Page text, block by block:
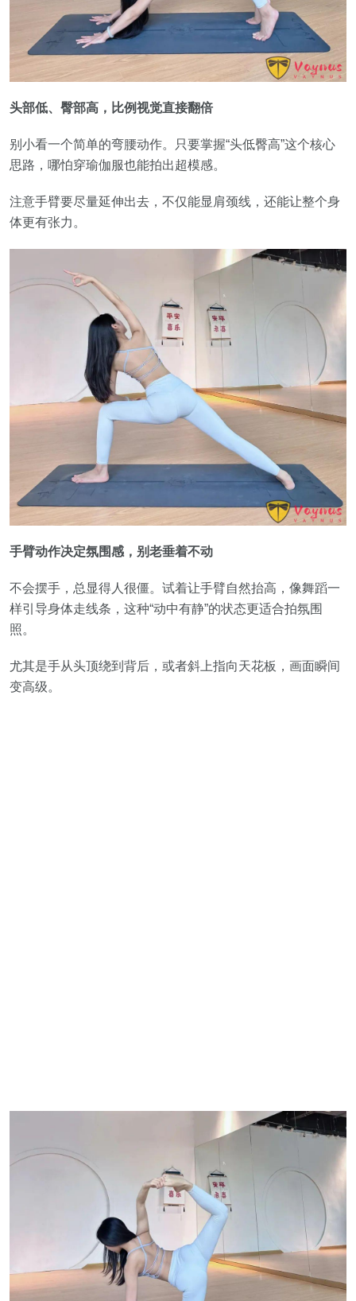
头部低、臀部高，比例视觉直接翻倍
别小看一个简单的弯腰动作。只要掌握“头低臀高”这个核心
思路，哪怕穿瑜伽服也能拍出超模感。
注意手臂要尽量延伸出去，不仅能显肩颈线，还能让整个身
体更有张力。
手臂动作决定氛围感，别老垂着不动
不会摆手，总显得人很僵。试着让手臂自然抬高，像舞蹈一
样引导身体走线条，这种“动中有静”的状态更适合拍氛围
照。
尤其是手从头顶绕到背后，或者斜上指向天花板，画面瞬间
变高级。